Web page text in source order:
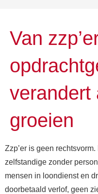
Van
verandert
groeien
Zzp’er is geen
zelfstandige zonder
mensen in loondienst en
doorbetaald verlof, geen